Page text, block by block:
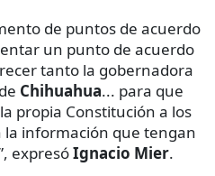
de puntos de acuerdo
un punto de acuerdo
tanto la gobernadora
Chihuahua... para que
propia Constitución a los
la información que tengan
expresóIgnacio Mier.